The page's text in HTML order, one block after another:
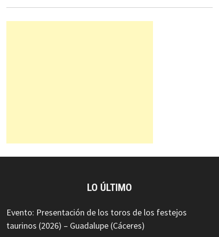
LO ÚLTIMO
Evento: Presentación de los toros de los festejos
taurinos (2026) – Guadalupe (Cáceres)